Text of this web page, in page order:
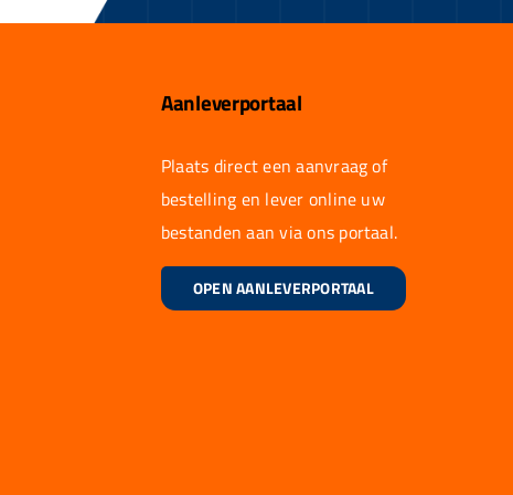
Aanleverportaal
Plaats direct een aanvraag of
bestelling en lever online uw
bestanden aan via ons portaal.
OPEN AANLEVERPORTAAL